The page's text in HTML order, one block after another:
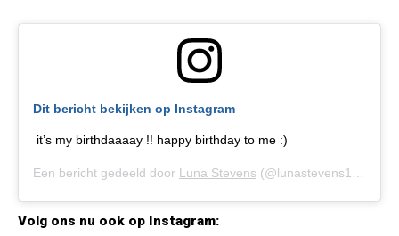
Dit bericht bekijken op Instagram
it’s my birthdaaaay !! happy birthday to me :)
Een bericht gedeeld door Luna Stevens (@lunastevens1) op
Volg ons nu ook op Instagram: